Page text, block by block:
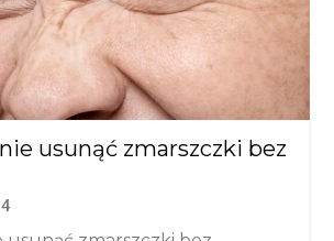
usunąć zmarszczki bez